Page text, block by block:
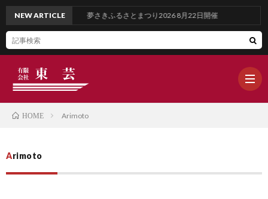
ー
ブ
NEW ARTICLE夢さきふるさとまつり2026 8月22日開催
HOME Arimoto
Arimoto